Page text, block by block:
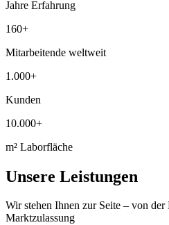
Jahre Erfahrung
160+
Mitarbeitende weltweit
1.000+
Kunden
10.000+
m² Laborfläche
Unsere Leistungen
Wir stehen Ihnen zur Seite – von
Marktzulassung